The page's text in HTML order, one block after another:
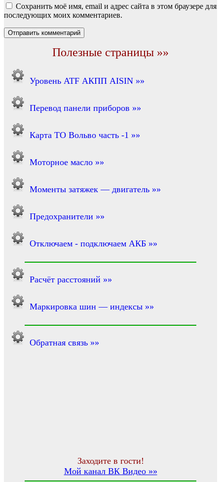
Сохранить моё имя, email и адрес сайта в этом браузере для
последующих моих комментариев.
Полезные страницы »»
Уровень ATF АКПП AISIN »»
Перевод панели приборов »»
Карта ТО Вольво часть -1 »»
Моторное масло »»
Моменты затяжек — двигатель »»
Предохранители »»
Отключаем - подключаем АКБ »»
Расчёт расстояний »»
Маркировка шин — индексы »»
Обратная связь »»
Заходите в гости!
Мой канал ВК Видео »»